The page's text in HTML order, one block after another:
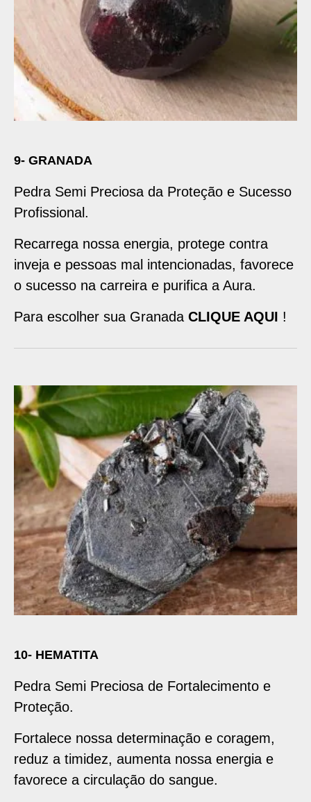
9- GRANADA
Pedra Semi Preciosa da Proteção e Sucesso
Profissional.
Recarrega nossa energia, protege contra
inveja e pessoas mal intencionadas, favorece
o sucesso na carreira e purifica a Aura.
Para escolher sua Granada CLIQUE AQUI !
10- HEMATITA
Pedra Semi Preciosa de Fortalecimento e
Proteção.
Fortalece nossa determinação e coragem,
reduz a timidez, aumenta nossa energia e
favorece a circulação do sangue.